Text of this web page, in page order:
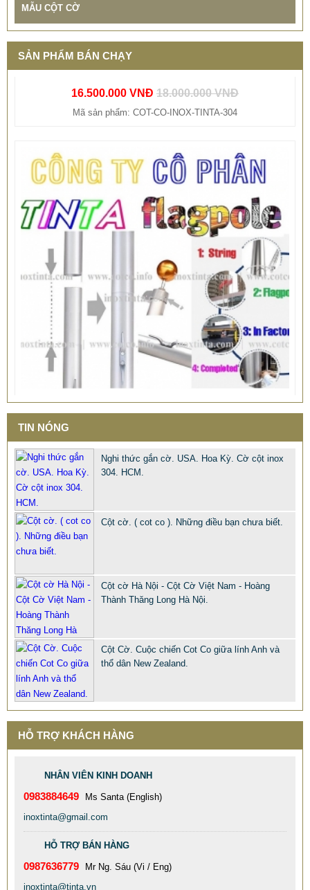
MẪU CỘT CỜ
SẢN PHẨM BÁN CHẠY
16.500.000 VNĐ18.000.000 VNĐ
Mã sản phẩm: COT-CO-INOX-TINTA-304
COT CO INOX TINTA. CỘT CỜ INOX 304 DÙNG NGOÀI
TRỜI
Mã sản phẩm: COT-CO-INOX-TINTA
CỘT CỜ INOX QUAY 360 ĐỘ. COT CO INOX XOAY TỰ
23.000.000 VNĐ
Mã sản phẩm: COT-CO-INOX-QUAY-360-DO
TIN NÓNG
Nghi thức gắn cờ. USA. Hoa Kỳ. Cờ cột inox
304. HCM.
Cột cờ. ( cot co ). Những điều bạn chưa biết.
Cột cờ Hà Nội - Cột Cờ Việt Nam - Hoàng
Thành Thăng Long Hà Nội.
Cột Cờ. Cuộc chiến Cot Co giữa lính Anh và
thổ dân New Zealand.
HỖ TRỢ KHÁCH HÀNG
NHÂN VIÊN KINH DOANH
0983884649
Ms Santa (English)
inoxtinta@gmail.com
HỖ TRỢ BÁN HÀNG
0987636779
Mr Ng. Sáu (Vi / Eng)
inoxtinta@tinta.vn